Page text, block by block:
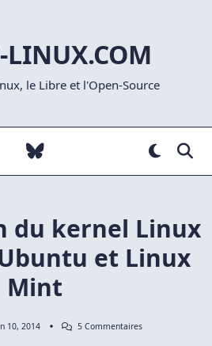
le Libre et l'Open-Source
du kernel Linux
et Linux
Mint
10, 2014 5 CommentairesSur